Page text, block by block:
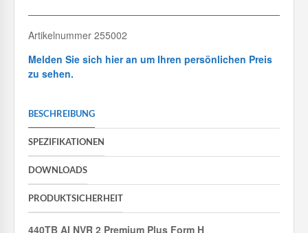
Artikelnummer 255002
Melden Sie sich hier an um Ihren persönlichen Preis
zu sehen.
BESCHREIBUNG
SPEZIFIKATIONEN
DOWNLOADS
PRODUKTSICHERHEIT
440TB AI NVR 2 Premium Plus Form H